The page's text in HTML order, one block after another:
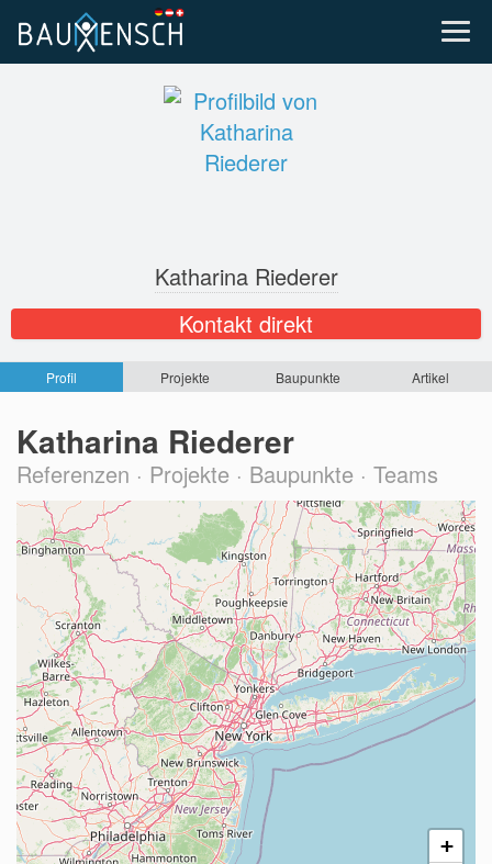
Katharina Riederer
Kontakt direkt
Profil Projekte Baupunkte Artikel
Katharina Riederer
Referenzen · Projekte · Baupunkte · Teams
+